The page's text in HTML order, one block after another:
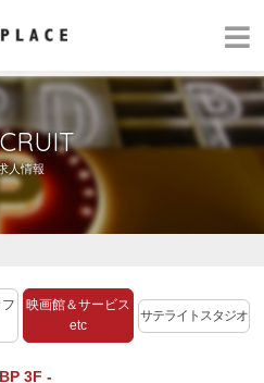
人情報
映画館＆サービス
etc
サテライトスタジオ
3F -